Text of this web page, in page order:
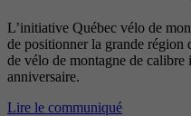
L’initiative Québec vélo de
de positionner la grande région
de vélo de montagne de calibre
anniversaire.
Lire le communiqué